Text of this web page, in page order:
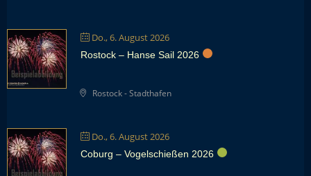
Do., 6. August 2026
Rostock – Hanse Sail 2026
Rostock - Stadthafen
Do., 6. August 2026
Coburg – Vogelschießen 2026